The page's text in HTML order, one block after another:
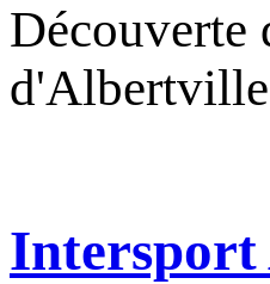
Découverte
Intersport